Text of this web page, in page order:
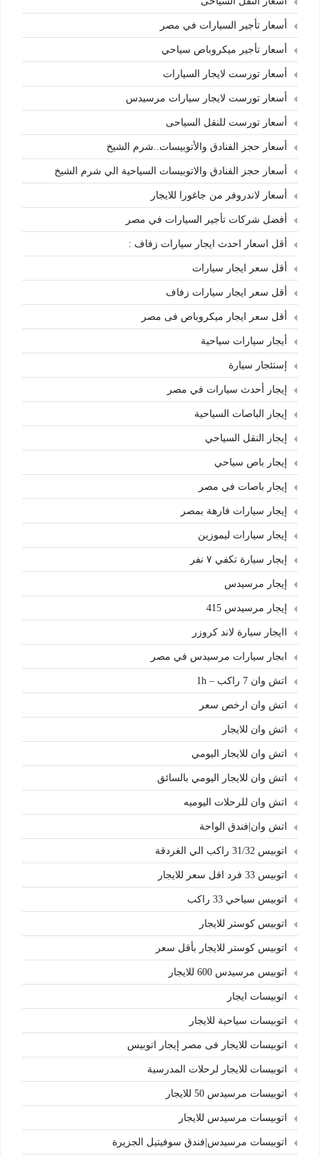
أسعار تأجير السيارات في مصر
أسعار تأجير ميكروباص سياحي
أسعار تورست لايجار السيارات
أسعار تورست لايجار سيارات مرسيدس
أسعار تورست للنقل السياحى
أسعار حجز الفنادق والأتوبيسات..شرم الشيخ
أسعار حجز الفنادق والاتوبيسات السياحية الي شرم الشيخ
أسعار لاندروفر من جاغورا للايجار
أفضل شركات تأجير السيارات في مصر
أقل اسعار احدث ايجار سيارات زفاف :
أقل سعر ايجار سيارات
أقل سعر ايجار سيارات زفاف
أقل سعر ايجار ميكروباص فى مصر
أيجار سيارات سياحية
إستئجار سيارة
إيجار أحدث سيارات في مصر
إيجار الباصات السياحية
إيجار النقل السياحي
إيجار باص سياحي
إيجار باصات في مصر
إيجار سيارات فارهة بمصر
إيجار سيارات ليموزين
إيجار سيارة تكفي ٧ نفر
إيجار مرسيدس
إيجار مرسيدس 415
اايجار سيارة لاند كروزر
ابجار سيارات مرسيدس في مصر
اتش وان 7 راكب – 1h
اتش وان ارخص سعر
اتش وان للايجار
اتش وان للايجار اليومي
اتش وان للايجار اليومي بالسائق
اتش وان للرحلات اليوميه
اتش وان|فندق الواحة
اتوبيس 31/32 راكب الي الغردقة
اتوبيس 33 فرد اقل سعر للايجار
اتوبيس سياحي 33 راكب
اتوبيس كوستر للايجار
اتوبيس كوستر للايجار بأقل سعر
اتوبيس مرسيدس 600 للايجار
اتوبيسات ايجار
اتوبيسات سياحية للايجار
اتوبيسات للايجار فى مصر إيجار اتوبيس
اتوبيسات للايجار لرحلات المدرسية
اتوبيسات مرسيدس 50 للايجار
اتوبيسات مرسيدس للايجار
اتوبيسات مرسيدس|فندق سوفيتيل الجزيرة